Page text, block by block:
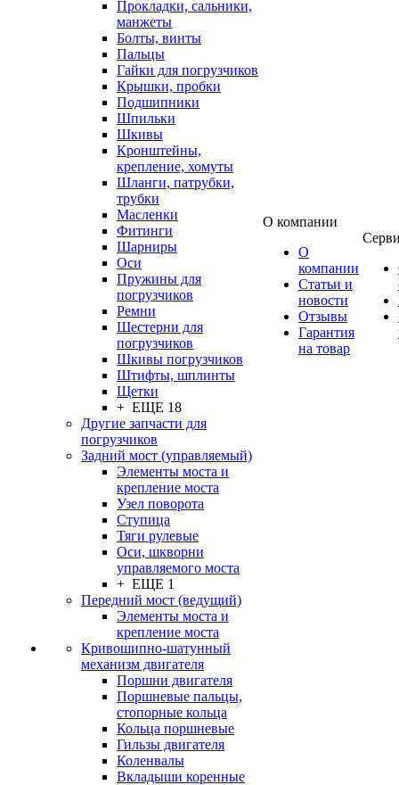
Прокладки, сальники,
манжеты
Болты, винты
Пальцы
Гайки для погрузчиков
Крышки, пробки
Подшипники
Шпильки
Шкивы
Кронштейны,
крепление, хомуты
Шланги, патрубки,
трубки
Масленки
Фитинги
Шарниры
Оси
Пружины для
погрузчиков
Ремни
Шестерни для
погрузчиков
Шкивы погрузчиков
Штифты, шплинты
Щетки
+ ЕЩЕ 18
Другие запчасти для
погрузчиков
Задний мост (управляемый)
Элементы моста и
крепление моста
Узел поворота
Ступица
Тяги рулевые
Оси, шкворни
управляемого моста
+ ЕЩЕ 1
Передний мост (ведущий)
Элементы моста и
крепление моста
Кривошипно-шатунный
механизм двигателя
Поршни двигателя
Поршневые пальцы,
стопорные кольца
Кольца поршневые
Гильзы двигателя
Коленвалы
Вкладыши коренные
О компании
О
компании
Статьи и
новости
Отзывы
Гарантия
на товар